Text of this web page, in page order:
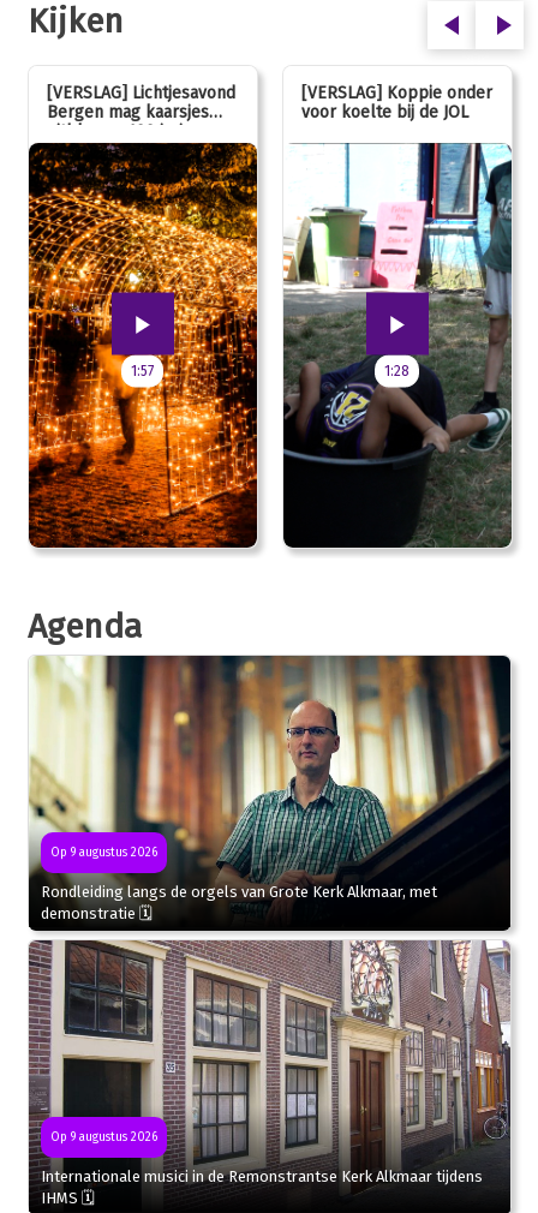
Kijken
[VERSLAG] Lichtjesavond
Bergen mag kaarsjes
uitblazen: 100 jarig
jubileum!
1:57
[VERSLAG] Koppie onder
voor koelte bij de JOL
1:28
Agenda
Op 9 augustus 2026
Rondleiding langs de orgels van Grote Kerk Alkmaar, met
demonstratie 🗓
Op 9 augustus 2026
Internationale musici in de Remonstrantse Kerk Alkmaar tijdens
IHMS 🗓